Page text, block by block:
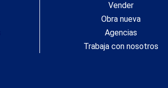
Vender
Obra nueva
Agencias
Trabaja con nosotros